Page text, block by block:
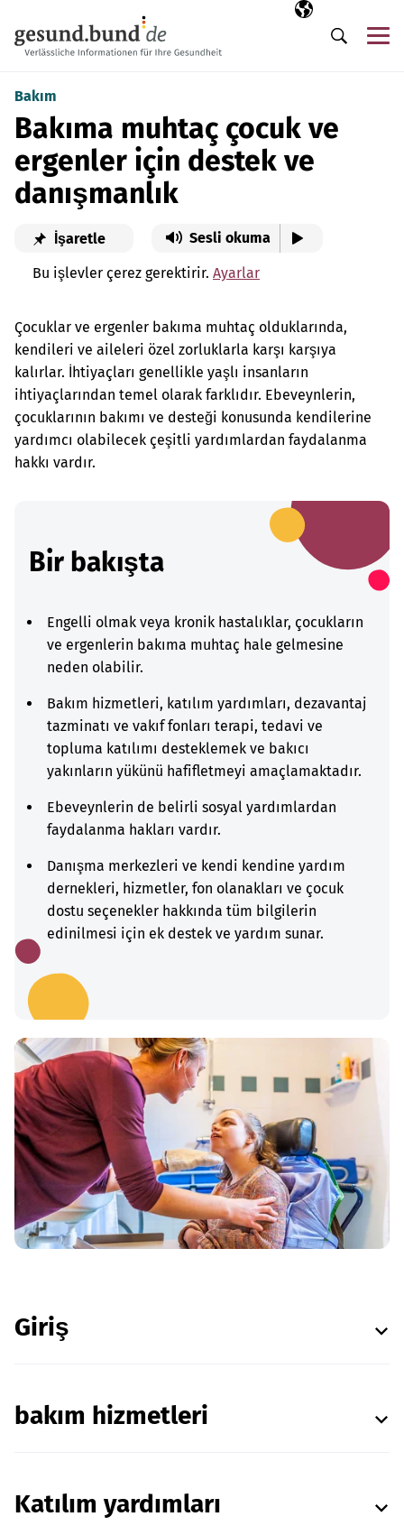
Seçili dil
TR
Arama
Bakım
Bakıma muhtaç çocuk ve
ergenler için destek ve
danışmanlık
İşaretle Sesli okuma
Bu işlevler çerez gerektirir. Ayarlar
Çocuklar ve ergenler bakıma muhtaç olduklarında,
kendileri ve aileleri özel zorluklarla karşı karşıya
kalırlar. İhtiyaçları genellikle yaşlı insanların
ihtiyaçlarından temel olarak farklıdır. Ebeveynlerin,
çocuklarının bakımı ve desteği konusunda kendilerine
yardımcı olabilecek çeşitli yardımlardan faydalanma
hakkı vardır.
Bir bakışta
Engelli olmak veya kronik hastalıklar, çocukların
ve ergenlerin bakıma muhtaç hale gelmesine
neden olabilir.
Bakım hizmetleri, katılım yardımları, dezavantaj
tazminatı ve vakıf fonları terapi, tedavi ve
topluma katılımı desteklemek ve bakıcı
yakınların yükünü hafifletmeyi amaçlamaktadır.
Ebeveynlerin de belirli sosyal yardımlardan
faydalanma hakları vardır.
Danışma merkezleri ve kendi kendine yardım
dernekleri, hizmetler, fon olanakları ve çocuk
dostu seçenekler hakkında tüm bilgilerin
edinilmesi için ek destek ve yardım sunar.
Giriş
bakım hizmetleri
Katılım yardımları